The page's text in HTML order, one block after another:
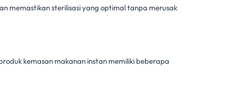
memastikan sterilisasi yang optimal tanpa merusak
kemasan makanan instan memiliki beberapa